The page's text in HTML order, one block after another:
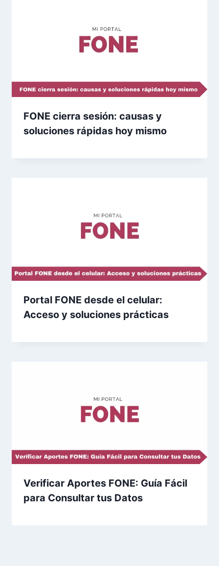
FONE cierra sesión: causas y
soluciones rápidas hoy mismo
Portal FONE desde el celular:
Acceso y soluciones prácticas
Verificar Aportes FONE: Guía Fácil
para Consultar tus Datos